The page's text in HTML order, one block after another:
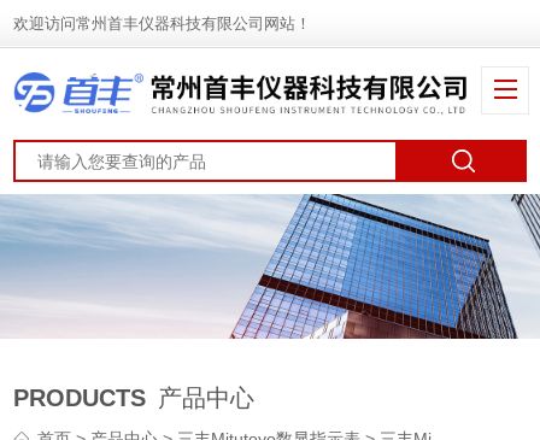
欢迎访问常州首丰仪器科技有限公司网站！
PRODUCTS 产品中心